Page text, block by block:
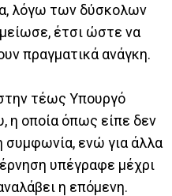
λόγω των δύσκολων
έτσι ώστε να
πραγματικά ανάγκη.
τέως Υπουργό
η οποία όπως είπε δεν
συμφωνία, ενώ για άλλα
υπέγραφε μέχρι
η επόμενη.